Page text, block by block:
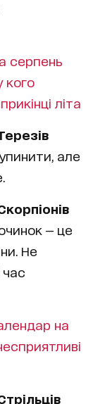
серпень
кого
літа
але
— це
Не
на